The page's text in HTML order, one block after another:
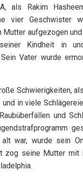
als Rakim
vier Geschwister
Mutter aufgezogen
Kindheit in
Sein Vater wurde
Schwierigkeiten,
und in viele
und
war, wurde sein
zog seine Mutter mit